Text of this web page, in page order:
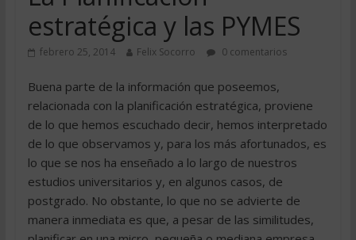
estratégica y las PYMES
febrero 25, 2014 Felix Socorro 0 comentarios
Buena parte de la información que poseemos,
relacionada con la planificación estratégica, proviene
de lo que hemos escuchado decir, hemos interpretado
de lo que observamos y, para los más afortunados, es
lo que se nos ha enseñado a lo largo de nuestros
estudios universitarios y, en algunos casos, de
postgrado. No obstante, lo que no se advierte de
manera inmediata es que, a pesar de las similitudes,